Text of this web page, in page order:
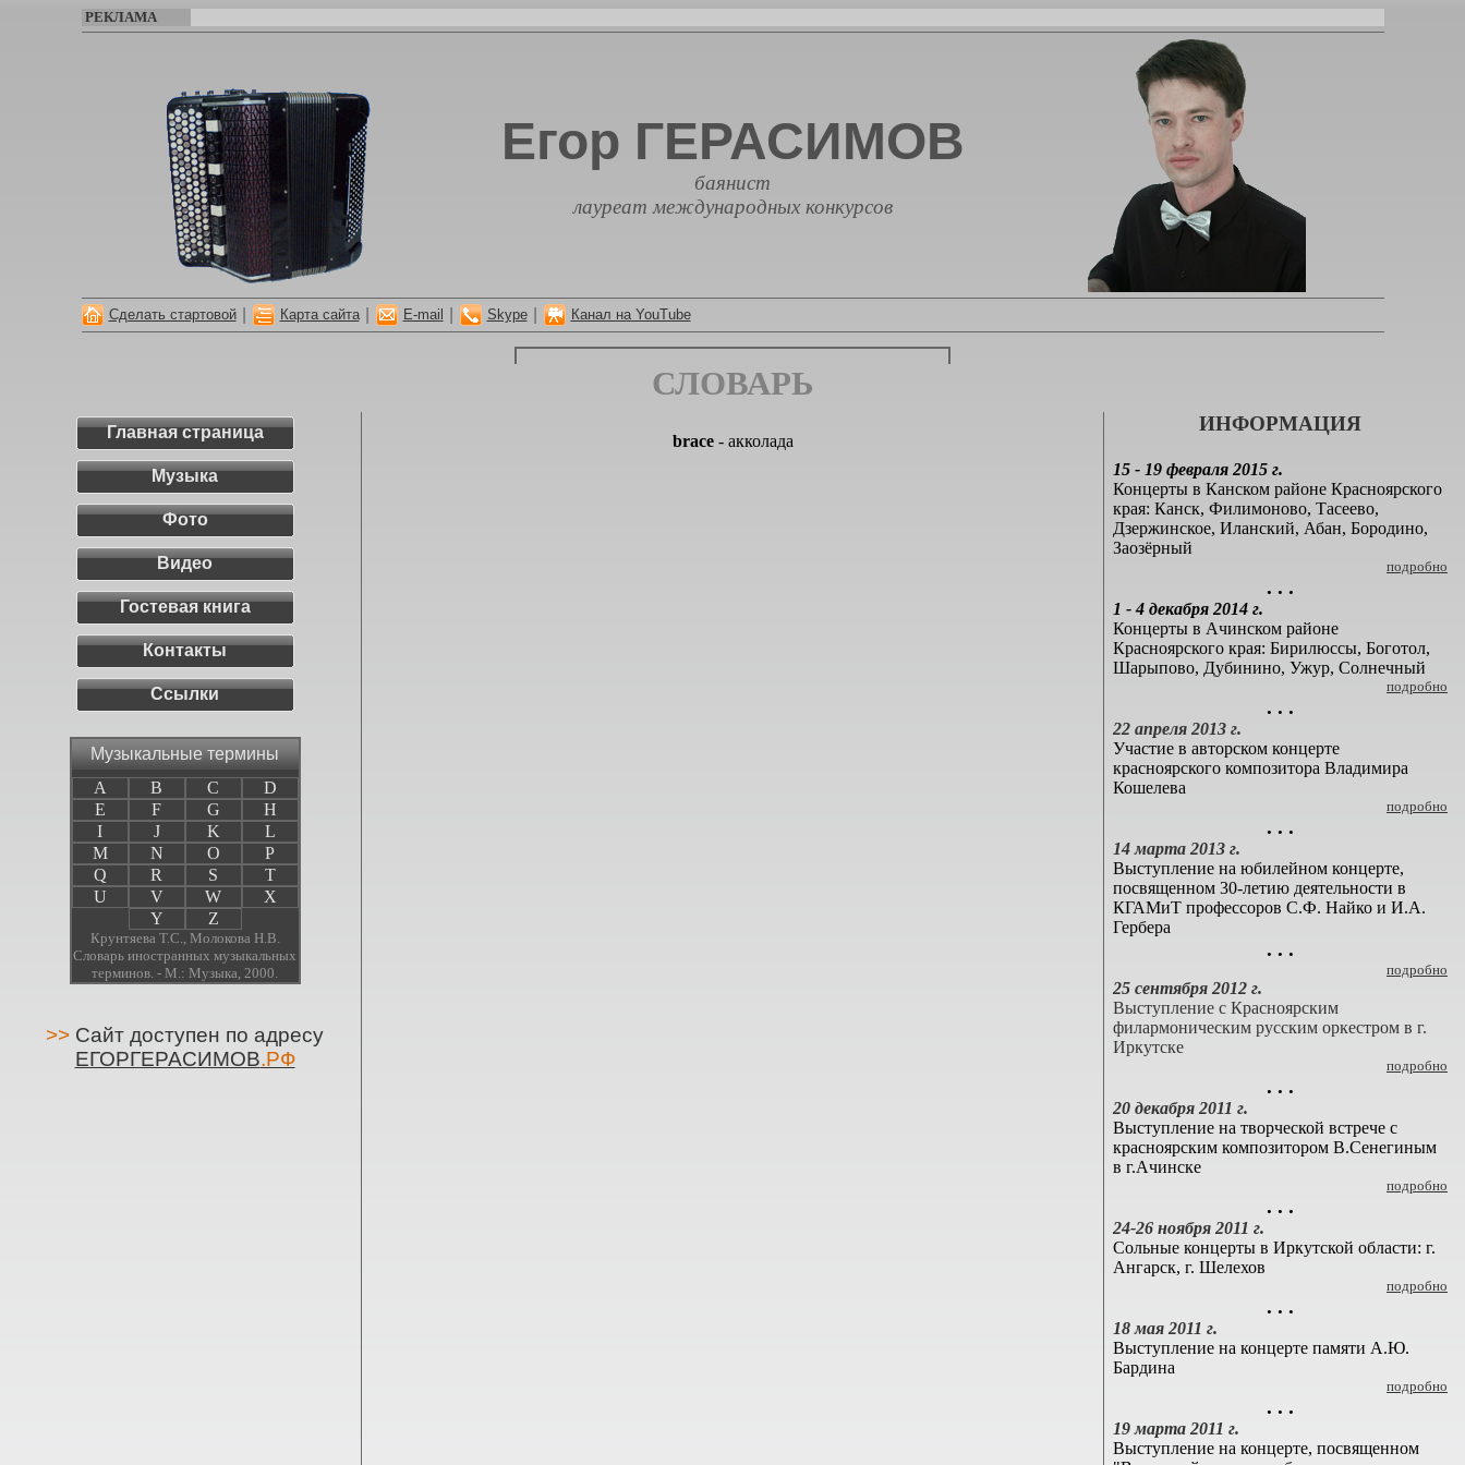
РЕКЛАМА
Егор ГЕРАСИМОВ
баянист
лауреат международных конкурсов
Сделать стартовой Карта сайта E-mail Skype Канал на YouTube
СЛОВАРЬ
Главная страница
Музыка
Фото
Видео
Гостевая книга
Контакты
Ссылки
Музыкальные термины
A
B C
D
E
F G
H
I
J K
L
M
N O
P
Q
R S
T
U
V W
X
Y
Z
Крунтяева Т.С., Молокова Н.В.
Словарь иностранных музыкальных
терминов. - М.: Музыка, 2000.
>> Сайт доступен по адресу
ЕГОРГЕРАСИМОВ.РФ
brace- акколада
ИНФОРМАЦИЯ
15 - 19 февраля 2015 г.
Концерты в Канском районе Красноярского
края: Канск, Филимоново, Тасеево,
Дзержинское, Иланский, Абан, Бородино,
Заозёрный
подробно
. . .
1 - 4 декабря 2014 г.
Концерты в Ачинском районе
Красноярского края: Бирилюссы, Боготол,
Шарыпово, Дубинино, Ужур, Солнечный
подробно
. . .
22 апреля 2013 г.
Участие в авторском концерте
красноярского композитора Владимира
Кошелева
подробно
. . .
14 марта 2013 г.
Выступление на юбилейном концерте,
посвященном 30-летию деятельности в
КГАМиТ профессоров С.Ф. Найко и И.А.
Гербера
. . .
подробно
25 сентября 2012 г.
Выступление с Красноярским
филармоническим русским оркестром в г.
Иркутске
подробно
. . .
20 декабря 2011 г.
Выступление на творческой встрече с
красноярским композитором В.Сенегиным
в г.Ачинске
подробно
. . .
24-26 ноября 2011 г.
Сольные концерты в Иркутской области: г.
Ангарск, г. Шелехов
подробно
. . .
18 мая 2011 г.
Выступление на концерте памяти А.Ю.
Бардина
подробно
. . .
19 марта 2011 г.
Выступление на концерте, посвященном